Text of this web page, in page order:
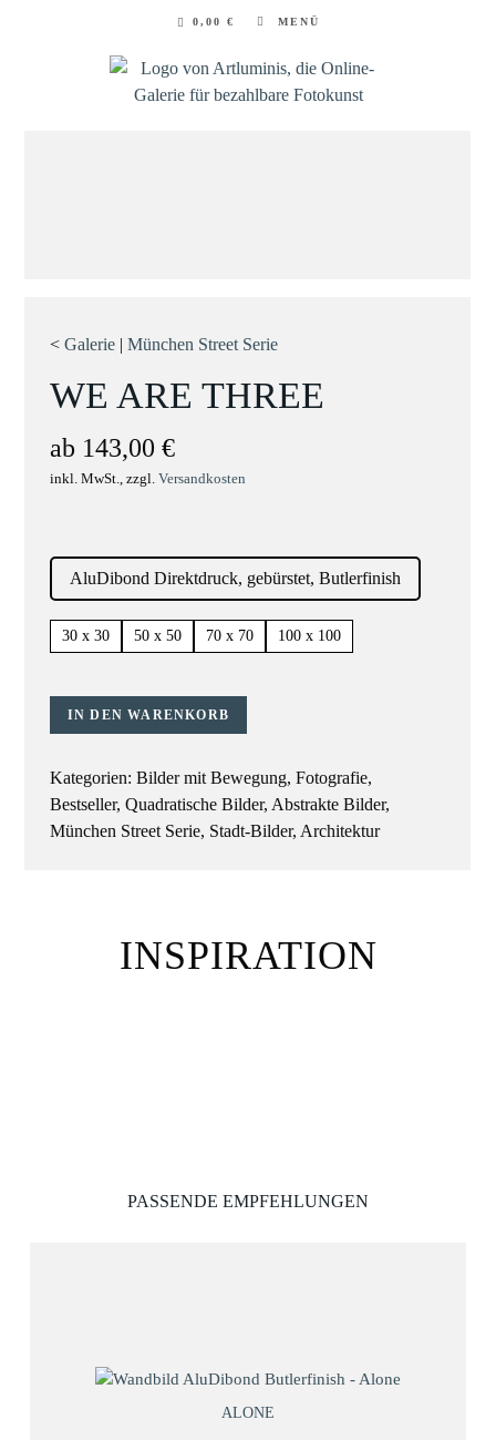
0,00 € MENÜ
< Galerie| München Street Serie
WE ARE THREE
ab 143,00 €
inkl. MwSt., zzgl. Versandkosten
30 x 30 50 x 50 70 x 70 100 x 100
IN DEN WARENKORB
Kategorien: Bilder mit Bewegung, Fotografie,
Bestseller, Quadratische Bilder, Abstrakte Bilder,
München Street Serie, Stadt-Bilder, Architektur
INSPIRATION
PASSENDE EMPFEHLUNGEN
ALONE